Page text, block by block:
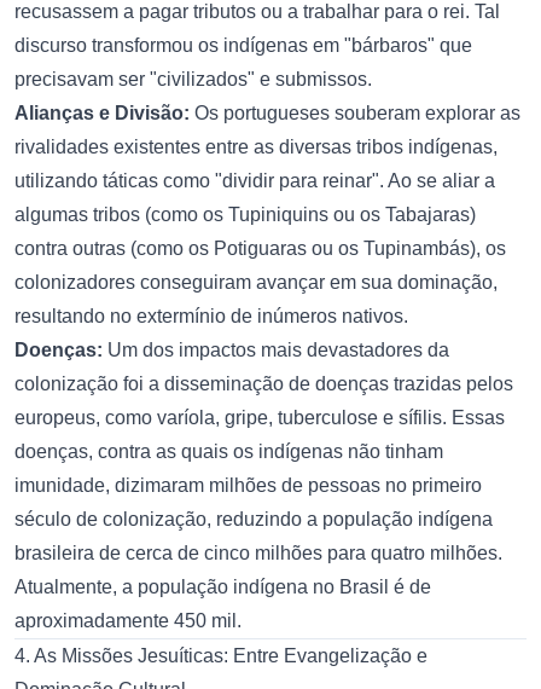
recusassem a pagar tributos ou a trabalhar para o rei. Tal
discurso transformou os indígenas em "bárbaros" que
precisavam ser "civilizados" e submissos.
Alianças e Divisão: Os portugueses souberam explorar as
rivalidades existentes entre as diversas tribos indígenas,
utilizando táticas como "dividir para reinar". Ao se aliar a
algumas tribos (como os Tupiniquins ou os Tabajaras)
contra outras (como os Potiguaras ou os Tupinambás), os
colonizadores conseguiram avançar em sua dominação,
resultando no extermínio de inúmeros nativos.
Doenças: Um dos impactos mais devastadores da
colonização foi a disseminação de doenças trazidas pelos
europeus, como varíola, gripe, tuberculose e sífilis. Essas
doenças, contra as quais os indígenas não tinham
imunidade, dizimaram milhões de pessoas no primeiro
século de colonização, reduzindo a população indígena
brasileira de cerca de cinco milhões para quatro milhões.
Atualmente, a população indígena no Brasil é de
aproximadamente 450 mil.
4. As Missões Jesuíticas: Entre Evangelização e